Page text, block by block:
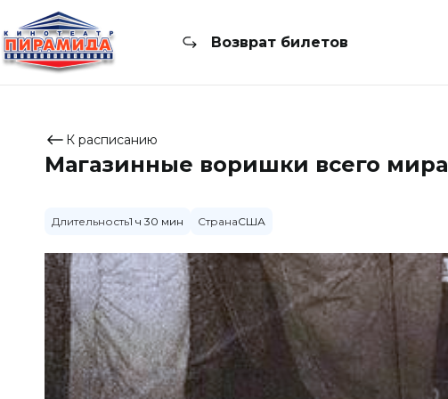
Возврат билетов
К расписанию
Магазинные воришки всего мира
Длительность1 ч 30 мин СтранаСША